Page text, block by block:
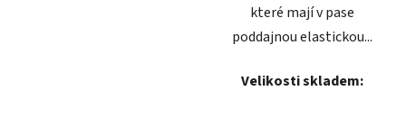
které mají v pase
poddajnou elastickou...
Velikosti skladem: